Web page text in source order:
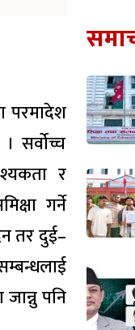
परमादेश
सर्वोच्च
र
गर्ने
तर दुई–
पनि